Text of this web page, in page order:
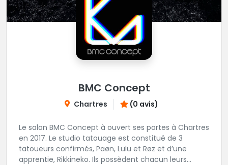
BMC Concept
Chartres (0 avis)
Le salon BMC Concept à ouvert ses portes à Chartres
en 2017. Le studio tatouage est constitué de 3
tatoueurs confirmés, Paøn, Lulu et Røz et d’une
apprentie, Rikkineko. Ils possèdent chacun leurs